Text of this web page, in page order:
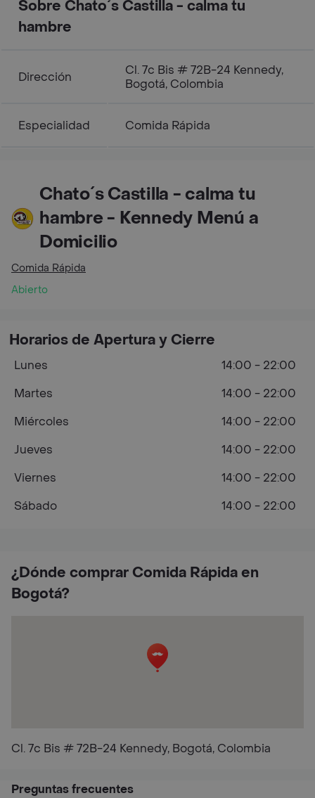
Sobre Chato´s Castilla - calma tu
hambre
Dirección
Cl. 7c Bis # 72B-24 Kennedy,
Bogotá, Colombia
Especialidad Comida Rápida
Chato´s Castilla - calma tu
hambre - Kennedy Menú a
Domicilio
Comida Rápida
Abierto
¿Dónde comprar Comida Rápida en
Bogotá?
Cl. 7c Bis # 72B-24 Kennedy, Bogotá, Colombia
Horarios de Apertura y Cierre
Lunes
14:00 - 22:00
Martes
14:00 - 22:00
Miércoles
14:00 - 22:00
Jueves
14:00 - 22:00
Viernes
14:00 - 22:00
Sábado
14:00 - 22:00
Preguntas frecuentes